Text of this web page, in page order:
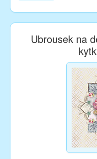
Ubrousek na